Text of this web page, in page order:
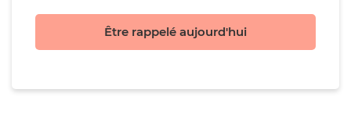
Être rappelé aujourd'hui